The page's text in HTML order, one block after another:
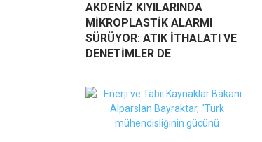
AKDENİZ KIYILARINDA
MİKROPLASTİK ALARMI
SÜRÜYOR: ATIK İTHALATI VE
DENETİMLER DE